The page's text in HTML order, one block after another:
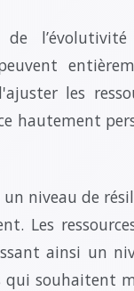
de
les
hautement
niveau de
Les
ainsi un
qui